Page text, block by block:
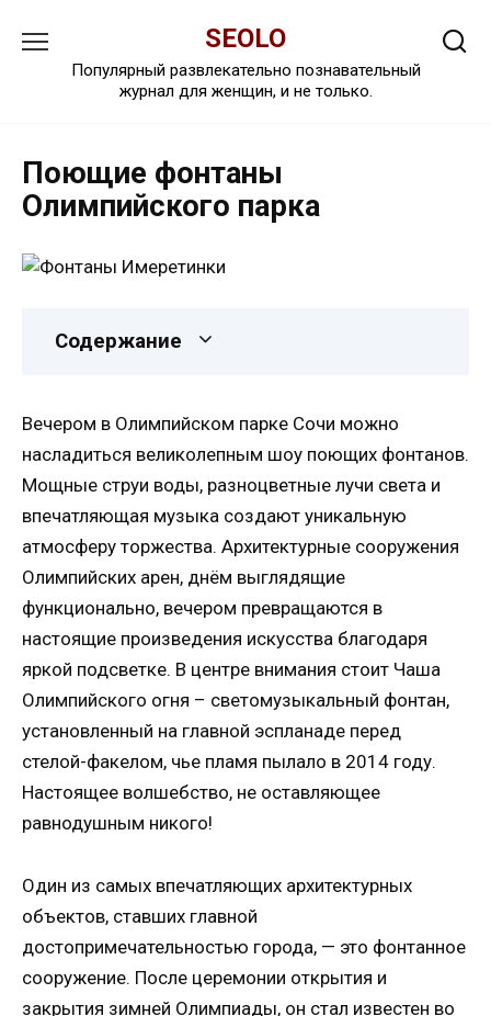
содержанию
SEOLO
Популярный развлекательно познавательный
журнал для женщин, и не только.
Поющие фонтаны
Олимпийского парка
Содержание
Вечером в Олимпийском парке Сочи можно
насладиться великолепным шоу поющих фонтанов.
Мощные струи воды, разноцветные лучи света и
впечатляющая музыка создают уникальную
атмосферу торжества. Архитектурные сооружения
Олимпийских арен, днём выглядящие
функционально, вечером превращаются в
настоящие произведения искусства благодаря
яркой подсветке. В центре внимания стоит Чаша
Олимпийского огня – светомузыкальный фонтан,
установленный на главной эспланаде перед
стелой-факелом, чье пламя пылало в 2014 году.
Настоящее волшебство, не оставляющее
равнодушным никого!
Один из самых впечатляющих архитектурных
объектов, ставших главной
достопримечательностью города, — это фонтанное
сооружение. После церемонии открытия и
закрытия зимней Олимпиады, он стал известен во